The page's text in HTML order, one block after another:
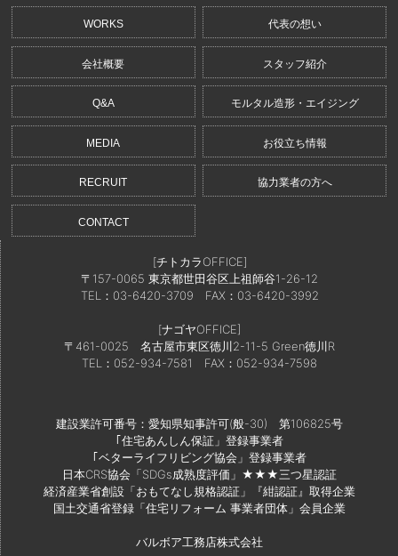
WORKS 代表の想い
会社概要 スタッフ紹介
Q&A モルタル造形・エイジング
MEDIA お役立ち情報
RECRUIT 協力業者の方へ
CONTACT
[チトカラOFFICE]
〒157-0065 東京都世田谷区上祖師谷1-26-12
TEL：03-6420-3709 FAX：03-6420-3992
[ナゴヤOFFICE]
〒461-0025 名古屋市東区徳川2-11-5 Green徳川R
TEL：052-934-7581
FAX：052-934-7598
建設業許可番号：愛知県知事許可(般-30) 第106825号
｢住宅あんしん保証」登録事業者
｢ベターライフリビング協会」登録事業者
日本CRS協会「SDGs成熟度評価」★★★三つ星認証
経済産業省創設「おもてなし規格認証」『紺認証』取得企業
国土交通省登録「住宅リフォーム 事業者団体」会員企業
バルボア工務店株式会社